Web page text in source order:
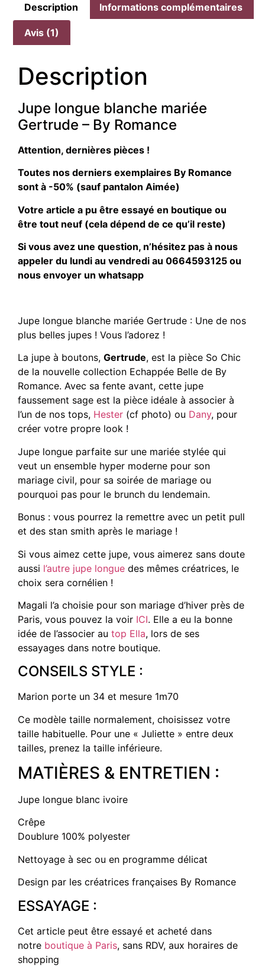
Description Informations complémentaires
Avis (1)
Description
Jupe longue blanche mariée
Gertrude – By Romance
Attention, dernières pièces !
Toutes nos derniers exemplaires By Romance
sont à -50% (sauf pantalon Aimée)
Votre article a pu être essayé en boutique ou
être tout neuf (cela dépend de ce qu’il reste)
Si vous avez une question, n’hésitez pas à nous
appeler du lundi au vendredi au 0664593125 ou
nous envoyer un whatsapp
Jupe longue blanche mariée Gertrude : Une de nos
plus belles jupes ! Vous l’adorez !
La jupe à boutons, Gertrude, est la pièce So Chic
de la nouvelle collection Echappée Belle de By
Romance. Avec sa fente avant, cette jupe
faussement sage est la pièce idéale à associer à
l’un de nos tops, Hester (cf photo) ou Dany, pour
créer votre propre look !
Jupe longue parfaite sur une mariée stylée qui
veut un ensemble hyper moderne pour son
mariage civil, pour sa soirée de mariage ou
pourquoi pas pour le brunch du lendemain.
Bonus : vous pourrez la remettre avec un petit pull
et des stan smith après le mariage !
Si vous aimez cette jupe, vous aimerez sans doute
aussi l’autre jupe longue des mêmes créatrices, le
choix sera cornélien !
Magali l’a choisie pour son mariage d’hiver près de
Paris, vous pouvez la voir ICI. Elle a eu la bonne
idée de l’associer au top Ella, lors de ses
essayages dans notre boutique.
CONSEILS STYLE :
Marion porte un 34 et mesure 1m70
Ce modèle taille normalement, choisissez votre
taille habituelle. Pour une « Juliette » entre deux
tailles, prenez la taille inférieure.
MATIÈRES & ENTRETIEN :
Jupe longue blanc ivoire
Crêpe
Doublure 100% polyester
Nettoyage à sec ou en programme délicat
Design par les créatrices françaises By Romance
ESSAYAGE :
Cet article peut être essayé et acheté dans
notre boutique à Paris, sans RDV, aux horaires de
shopping